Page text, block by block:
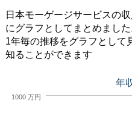
日本モーゲージサービスの
にグラフとしてまとめました
1年毎の推移をグラフとして
知ることができます
年
1000 万円